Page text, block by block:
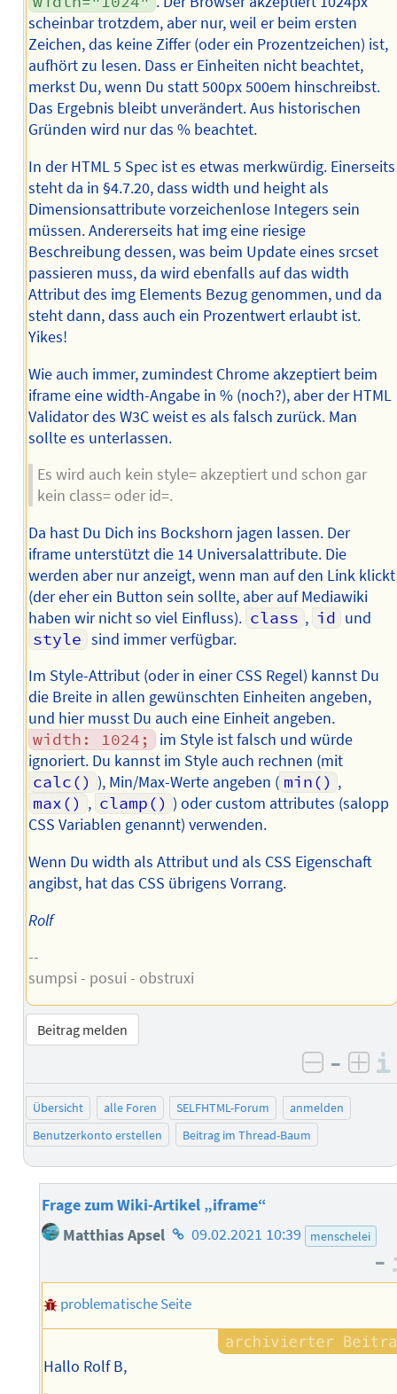
scheinbar trotzdem, aber nur, weil er beim ersten
Zeichen, das keine Ziffer (oder ein Prozentzeichen) ist,
aufhört zu lesen. Dass er Einheiten nicht beachtet,
merkst Du, wenn Du statt 500px 500em hinschreibst.
Das Ergebnis bleibt unverändert. Aus historischen
Gründen wird nur das % beachtet.
In der HTML 5 Spec ist es etwas merkwürdig. Einerseits
steht da in §4.7.20, dass width und height als
Dimensionsattribute vorzeichenlose Integers sein
müssen. Andererseits hat img eine riesige
Beschreibung dessen, was beim Update eines srcset
passieren muss, da wird ebenfalls auf das width
Attribut des img Elements Bezug genommen, und da
steht dann, dass auch ein Prozentwert erlaubt ist.
Yikes!
Wie auch immer, zumindest Chrome akzeptiert beim
iframe eine width-Angabe in % (noch?), aber der HTML
Validator des W3C weist es als falsch zurück. Man
sollte es unterlassen.
Es wird auch kein style= akzeptiert und schon gar
kein class= oder id=.
Da hast Du Dich ins Bockshorn jagen lassen. Der
iframe unterstützt die 14 Universalattribute. Die
werden aber nur anzeigt, wenn man auf den Link klickt
(der eher ein Button sein sollte, aber auf Mediawiki
haben wir nicht so viel Einfluss). class , id und
style sind immer verfügbar.
Im Style-Attribut (oder in einer CSS Regel) kannst Du
die Breite in allen gewünschten Einheiten angeben,
und hier musst Du auch eine Einheit angeben.
width: 1024; im Style ist falsch und würde
ignoriert. Du kannst im Style auch rechnen (mit
calc() ), Min/Max-Werte angeben ( min() ,
max() , clamp() ) oder custom attributes (salopp
CSS Variablen genannt) verwenden.
Wenn Du width als Attribut und als CSS Eigenschaft
angibst, hat das CSS übrigens Vorrang.
Rolf
--
sumpsi - posui - obstruxi
Beitrag melden
negativ
–
Übersicht alle Foren SELFHTML-Forum
anmelden
Benutzerkonto erstellen
Beitrag im Thread-Baum
Frage zum Wiki-Artikel „iframe“
Matthias Apsel Homepage
Autors
09.02.2021 10:39 menschelei
–
problematische Seite
Hallo Rolf B,